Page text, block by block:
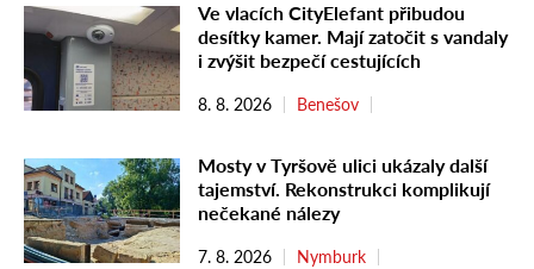
Ve vlacích CityElefant přibudou
desítky kamer. Mají zatočit s vandaly
i zvýšit bezpečí cestujících
8. 8. 2026 Benešov
Mosty v Tyršově ulici ukázaly další
tajemství. Rekonstrukci komplikují
nečekané nálezy
7. 8. 2026 Nymburk